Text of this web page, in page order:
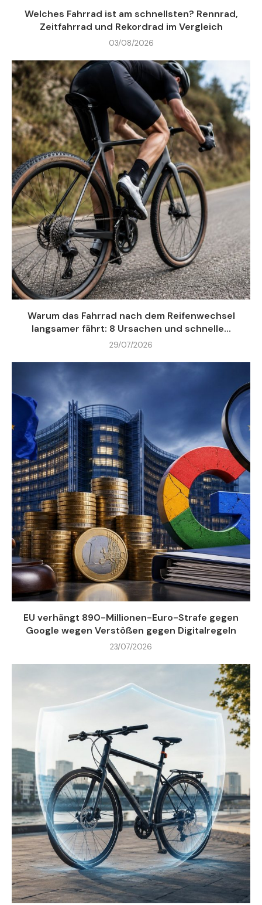
Welches Fahrrad ist am schnellsten? Rennrad,
Zeitfahrrad und Rekordrad im Vergleich
03/08/2026
Warum das Fahrrad nach dem Reifenwechsel
langsamer fährt: 8 Ursachen und schnelle...
29/07/2026
EU verhängt 890-Millionen-Euro-Strafe gegen
Google wegen Verstößen gegen Digitalregeln
23/07/2026